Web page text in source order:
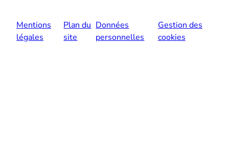
Mentions
légales
Plan du
site
Données
personnelles
Gestion des
cookies